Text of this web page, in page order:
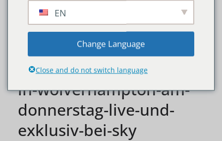
die-rekordjagd-geht-
weiter-der-fc-liverpool-
in-wolverhampton-am-
donnerstag-live-und-
exklusiv-bei-sky
EN
Change Language
Close and do not switch language